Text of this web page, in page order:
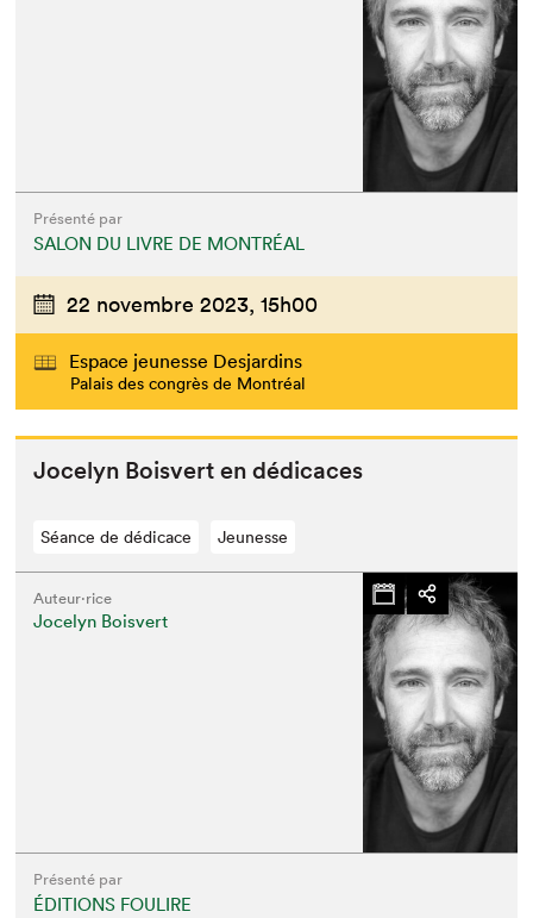
Présenté par
SALON DU LIVRE DE MONTRÉAL
22 novembre 2023, 15h00
Espace jeunesse Desjardins
Palais des congrès de Montréal
Joce­lyn Boisvert en dédicaces
Séance de dédicace Jeunesse
Auteur·rice
Jocelyn Boisvert
Présenté par
ÉDITIONS FOULIRE